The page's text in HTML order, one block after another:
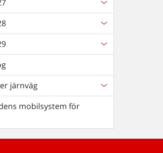
järnväg
mobilsystem för